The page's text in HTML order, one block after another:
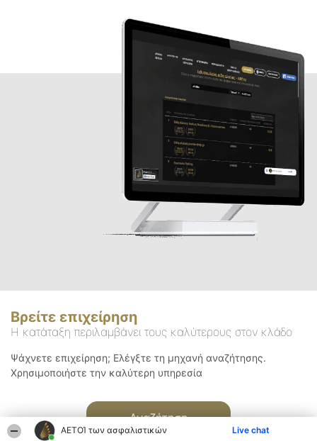
ΑΕΤΟΊ των ασφαλιστικών Live chat
Βρείτε επιχείρηση
Η κατάταξη περιλαμβάνει τους καλύτερους στον κλάδο
Ψάχνετε επιχείρηση; Ελέγξτε τη μηχανή αναζήτησης.
Χρησιμοποιήστε την καλύτερη υπηρεσία
Αναζήτηση